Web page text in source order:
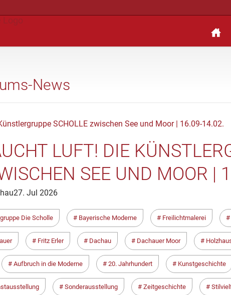
News
LUFT! DIE
SEE UND MOOR |
27. Jul 2026
Die Scholle Bayerische Moderne Freilichtmalerei
Fritz Erler Dachau Dachauer Moor
Aufbruch in die Moderne 20. Jahrhundert Kunstgeschichte
Sonderausstellung Zeitgeschichte